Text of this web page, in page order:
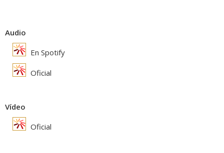
Audio
En Spotify
Oficial
Vídeo
Oficial